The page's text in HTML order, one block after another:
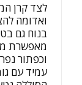
ואדומה
בנוח גם
מאפשרת
וכפתור
עמיד עם